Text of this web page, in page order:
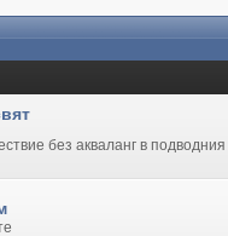
без акваланг в подводния